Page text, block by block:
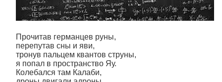
Прочитав германцев руны,
перепутав сны и яви,
тронув пальцем квантов струны,
я попал в пространство Яу.
Колебался там Калаби,